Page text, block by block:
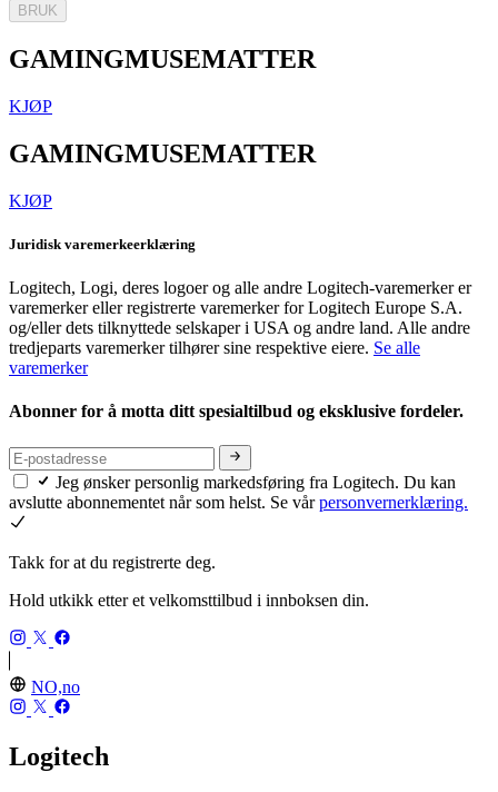
BRUK
GAMINGMUSEMATTER
KJØP
GAMINGMUSEMATTER
KJØP
Juridisk varemerkeerklæring
Logitech, Logi, deres logoer og alle andre Logitech-varemerker er
varemerker eller registrerte varemerker for Logitech Europe S.A.
og/eller dets tilknyttede selskaper i USA og andre land. Alle andre
tredjeparts varemerker tilhører sine respektive eiere. Se alle
varemerker
Abonner for å motta ditt spesialtilbud og eksklusive fordeler.
Jeg ønsker personlig markedsføring fra Logitech. Du kan
avslutte abonnementet når som helst. Se vårpersonvernerklæring.
Takk for at du registrerte deg.
Hold utkikk etter et velkomsttilbud i innboksen din.
NO,no
Logitech